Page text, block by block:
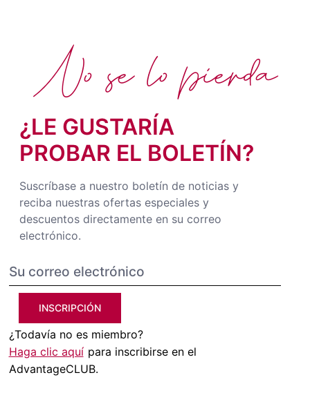
¿LE GUSTARÍA
PROBAR EL BOLETÍN?
Suscríbase a nuestro boletín de noticias y
reciba nuestras ofertas especiales y
descuentos directamente en su correo
electrónico.
INSCRIPCIÓN
¿Todavía no es miembro?
Haga clic aquí para inscribirse en el
AdvantageCLUB.
No se lo pierda